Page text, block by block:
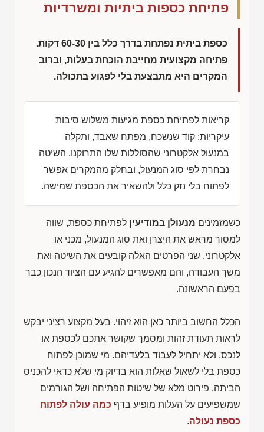
פתיחת כספות ביתיות ומשרדיות
כספת ביתית נפתחת בדרך כלל בין 60-30 דקות.
פתיחה מקצועית מחייבת הוכחת בעלות, וברוב
המקרים היא מתבצעת בלי לפגוע בתכולה.
קריאות לפתיחת כספת מגיעות משלוש סיבות
עיקריות: קוד שנשכח, מפתח שאבד, ותקלה
במנעול אלקטרוני שהסוללות שלו התרוקנו. השיטה
נבחרת לפי סוג המנעול, ובחלק מהמקרים אפשר
לפתוח בלי נזק כלל ולהשאיר את הכספת שמישה.
כשמזמינים מנעולן במודיעין לפתיחת כספת, שווה
למסור מראש את היצרן ואת סוג המנעול, מכני או
אלקטרוני. שני הפרטים האלה קובעים את השיטה ואת
משך העבודה, והם מאפשרים להגיע עם הציוד הנכון כבר
בפעם הראשונה.
הכלל החשוב ביותר כאן הוא זיהוי. בעל מקצוע רציני יבקש
לראות תעודת זהות ומסמך שקושר אתכם לכספת או
לנכס, ולא יתחיל לעבוד בלעדיהם. מי שמוכן לפתוח
כספת בלי לשאול שאלות הוא בדיוק מי שלא כדאי להכניס
הביתה. פירוט מלא של שיטות הפתיחה ושל הגורמים
שמשפיעים על העלות מופיע בדף כמה עולה לפתוח
כספת נעולה.